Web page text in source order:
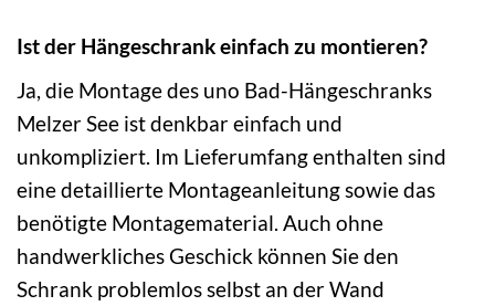
Ist der Hängeschrank einfach zu montieren?
Ja, die Montage des uno Bad-Hängeschranks
Melzer See ist denkbar einfach und
unkompliziert. Im Lieferumfang enthalten sind
eine detaillierte Montageanleitung sowie das
benötigte Montagematerial. Auch ohne
handwerkliches Geschick können Sie den
Schrank problemlos selbst an der Wand